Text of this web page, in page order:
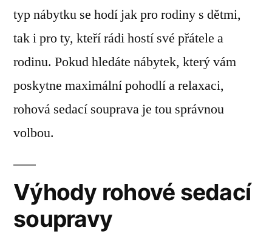
typ nábytku se hodí jak pro rodiny s dětmi,
tak i pro ty, kteří rádi hostí své přátele a
rodinu. Pokud hledáte nábytek, který vám
poskytne maximální pohodlí a relaxaci,
rohová sedací souprava je tou správnou
volbou.
Výhody rohové sedací
soupravy